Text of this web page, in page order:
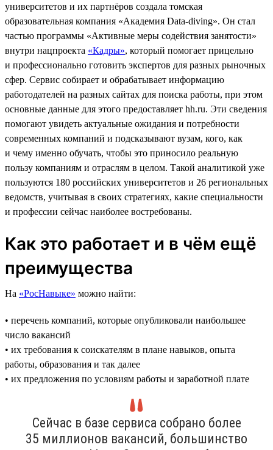
университетов и их партнёров создала томская
образовательная компания «Академия Data-diving». Он стал
частью программы «Активные меры содействия занятости»
внутри нацпроекта «Кадры», который помогает прицельно
и профессионально готовить экспертов для разных рыночных
сфер. Сервис собирает и обрабатывает информацию
работодателей на разных сайтах для поиска работы, при этом
основные данные для этого предоставляет hh.ru. Эти сведения
помогают увидеть актуальные ожидания и потребности
современных компаний и подсказывают вузам, кого, как
и чему именно обучать, чтобы это приносило реальную
пользу компаниям и отраслям в целом. Такой аналитикой уже
пользуются 180 российских университетов и 26 региональных
ведомств, учитывая в своих стратегиях, какие специальности
и профессии сейчас наиболее востребованы.
Как это работает и в чём ещё
преимущества
На «РосНавыке» можно найти:
• перечень компаний, которые опубликовали наибольшее
число вакансий
• их требования к соискателям в плане навыков, опыта
работы, образования и так далее
• их предложения по условиям работы и заработной плате
Сейчас в базе сервиса собрано более
35 миллионов вакансий, большинство